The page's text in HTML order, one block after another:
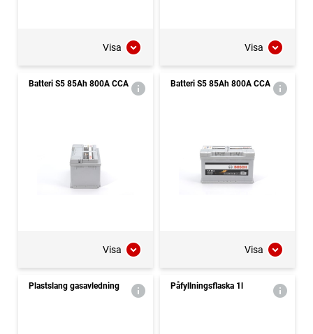
Visa Visa
Batteri S5 85Ah 800A CCA
Visa
Batteri S5 85Ah 800A CCA
Visa
Plastslang gasavledning Påfyllningsflaska 1l